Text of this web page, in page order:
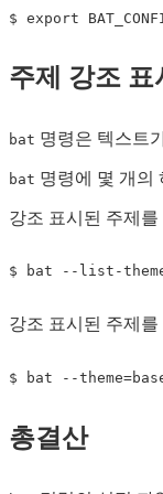
$ export
주제 강조 표
bat 명령은 텍스트
bat 명령에 몇 개의
강조 표시된 주제
강조 표시된 주제를
$ bat --theme=
총결산